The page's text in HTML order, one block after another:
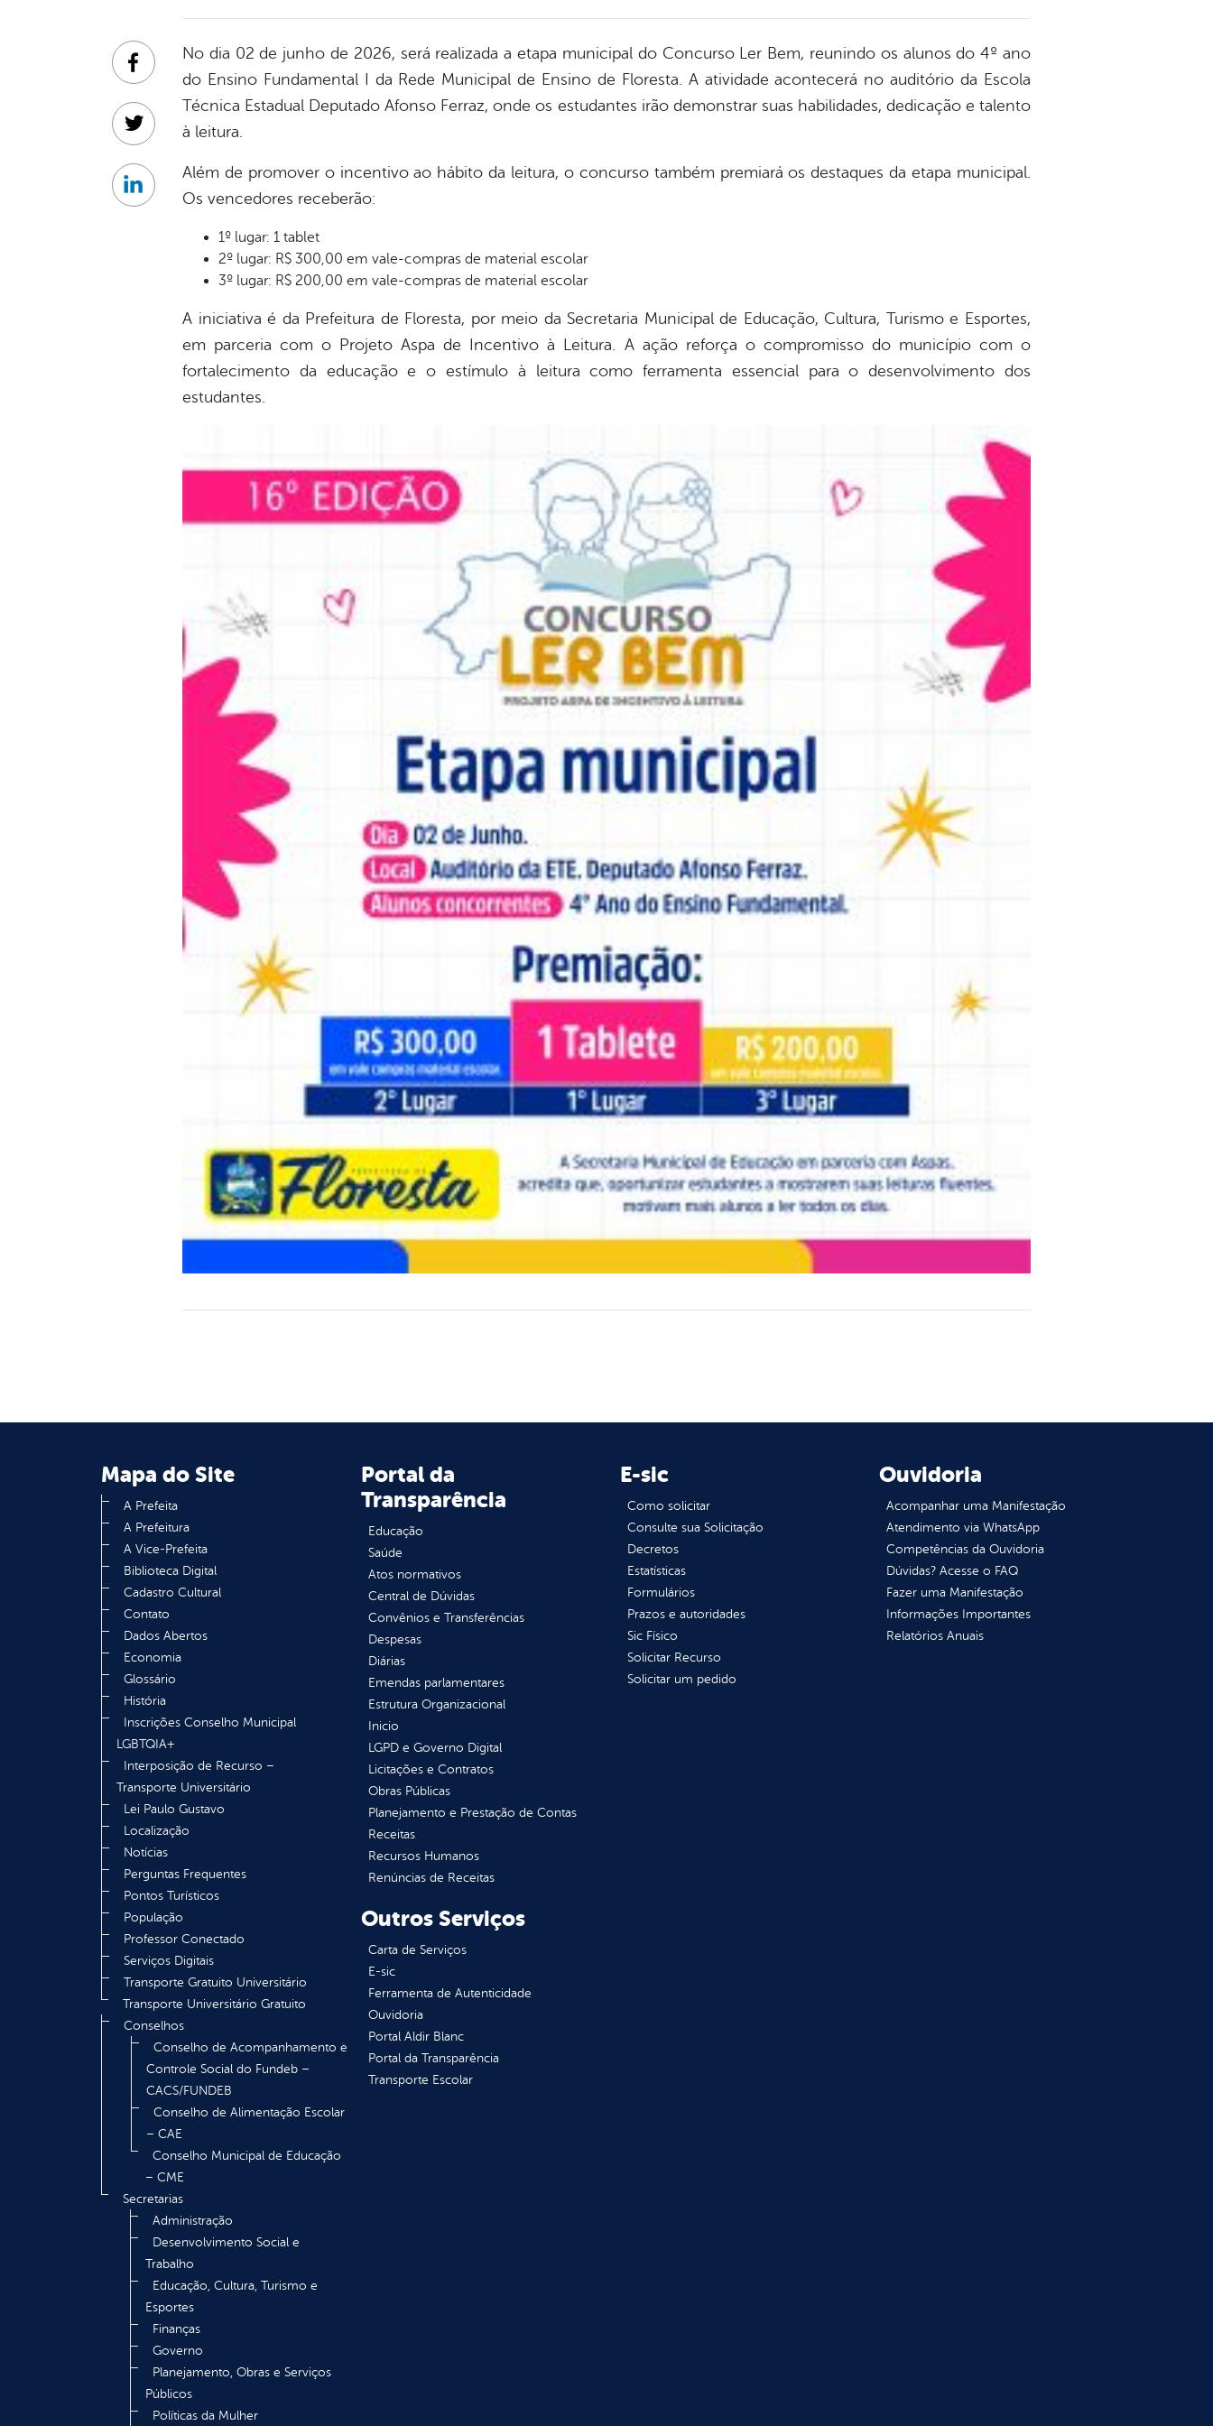
No dia 02 de junho de 2026, será realizada a etapa municipal do Concurso Ler Bem, reunindo os alunos do 4º ano
do Ensino Fundamental I da Rede Municipal de Ensino de Floresta. A atividade acontecerá no auditório da Escola
Técnica Estadual Deputado Afonso Ferraz, onde os estudantes irão demonstrar suas habilidades, dedicação e talento
à leitura.
Além de promover o incentivo ao hábito da leitura, o concurso também premiará os destaques da etapa municipal.
Os vencedores receberão:
1º lugar: 1 tablet
2º lugar: R$ 300,00 em vale-compras de material escolar
3º lugar: R$ 200,00 em vale-compras de material escolar
A iniciativa é da Prefeitura de Floresta, por meio da Secretaria Municipal de Educação, Cultura, Turismo e Esportes,
em parceria com o Projeto Aspa de Incentivo à Leitura. A ação reforça o compromisso do município com o
fortalecimento da educação e o estímulo à leitura como ferramenta essencial para o desenvolvimento dos
estudantes.
Facebook
Twitter
Linkedin
Mapa do Site
A Prefeita
A Prefeitura
A Vice-Prefeita
Biblioteca Digital
Cadastro Cultural
Contato
Dados Abertos
Economia
Glossário
História
Inscrições Conselho Municipal
LGBTQIA+
Interposição de Recurso –
Transporte Universitário
Lei Paulo Gustavo
Localização
Notícias
Perguntas Frequentes
Pontos Turísticos
População
Professor Conectado
Serviços Digitais
Transporte Gratuito Universitário
Transporte Universitário Gratuito
Conselhos
Conselho de Acompanhamento e
Controle Social do Fundeb –
CACS/FUNDEB
Conselho de Alimentação Escolar
– CAE
Conselho Municipal de Educação
– CME
Secretarias
Administração
Desenvolvimento Social e
Trabalho
Educação, Cultura, Turismo e
Esportes
Finanças
Governo
Planejamento, Obras e Serviços
Públicos
Políticas da Mulher
Portal da
Transparência
Educação
Saúde
Atos normativos
Central de Dúvidas
Convênios e Transferências
Despesas
Diárias
Emendas parlamentares
Estrutura Organizacional
Inicio
LGPD e Governo Digital
Licitações e Contratos
Obras Públicas
Planejamento e Prestação de Contas
Receitas
Recursos Humanos
Renúncias de Receitas
E-sic
Como solicitar
Consulte sua Solicitação
Decretos
Estatísticas
Formulários
Prazos e autoridades
Sic Físico
Solicitar Recurso
Solicitar um pedido
Ouvidoria
Acompanhar uma Manifestação
Atendimento via WhatsApp
Competências da Ouvidoria
Dúvidas? Acesse o FAQ
Fazer uma Manifestação
Informações Importantes
Relatórios Anuais
Outros Serviços
Carta de Serviços
E-sic
Ferramenta de Autenticidade
Ouvidoria
Portal Aldir Blanc
Portal da Transparência
Transporte Escolar